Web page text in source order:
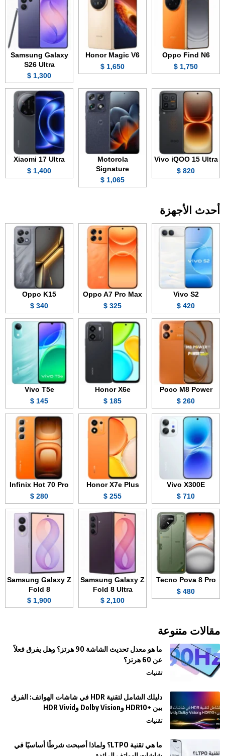
Oppo Find N6
1,750 $
Honor Magic V6
1,650 $
Samsung Galaxy
S26 Ultra
1,300 $
Vivo iQOO 15 Ultra
820 $
Motorola
Signature
1,065 $
Xiaomi 17 Ultra
1,400 $
أحدث الأجهزة
Vivo S2
420 $
Oppo A7 Pro Max
325 $
Oppo K15
340 $
Poco M8 Power
260 $
Honor X6e
185 $
Vivo T5e
145 $
Vivo X300E
710 $
Honor X7e Plus
255 $
Infinix Hot 70 Pro
280 $
Tecno Pova 8 Pro
480 $
Samsung Galaxy Z
Fold 8 Ultra
2,100 $
Samsung Galaxy Z
Fold 8
1,900 $
مقالات متنوعة
ما هو معدل تحديث الشاشة 90 هرتز؟ وهل يفرق فعلاً
عن 60 هرتز؟
تقنيات
دليلك الشامل لتقنية HDR في شاشات الهواتف: الفرق
بين +HDR10 وDolby Vision وHDR Vivid
تقنيات
ما هي تقنية LTPO؟ ولماذا أصبحت شرطًا أساسيًا في